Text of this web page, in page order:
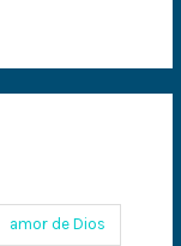
amor de Dios